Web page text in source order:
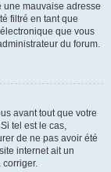
mauvaise adresse
filtré en tant que
que vous
du forum.
avant tout que votre
tel est le cas,
de ne pas avoir été
internet ait un
corriger.